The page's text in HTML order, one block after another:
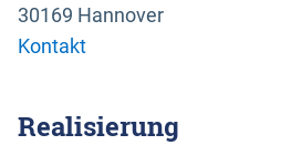
30169 Hannover
Kontakt
Realisierung